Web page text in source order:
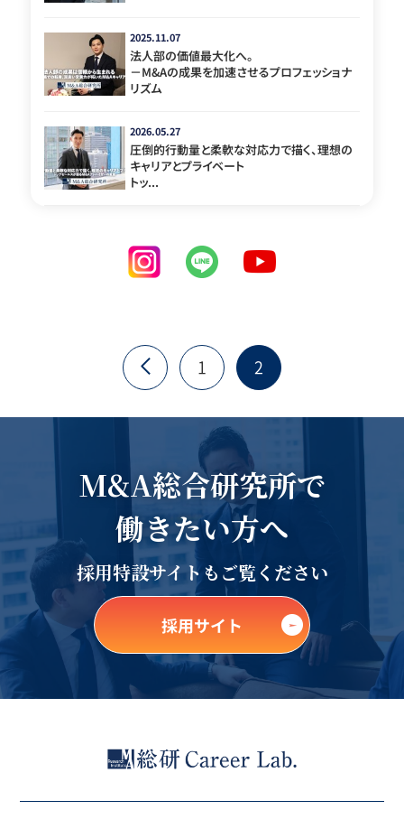
2025.11.07
法人部の価値最大化へ。
－M&Aの成果を加速させるプロフェッショナ
リズム
2026.05.27
圧倒的行動量と柔軟な対応力で描く、理想の
キャリアとプライベート
トッ...
1 2
M&A総合研究所で
働きたい方へ
採用特設サイトもご覧ください
採用サイト